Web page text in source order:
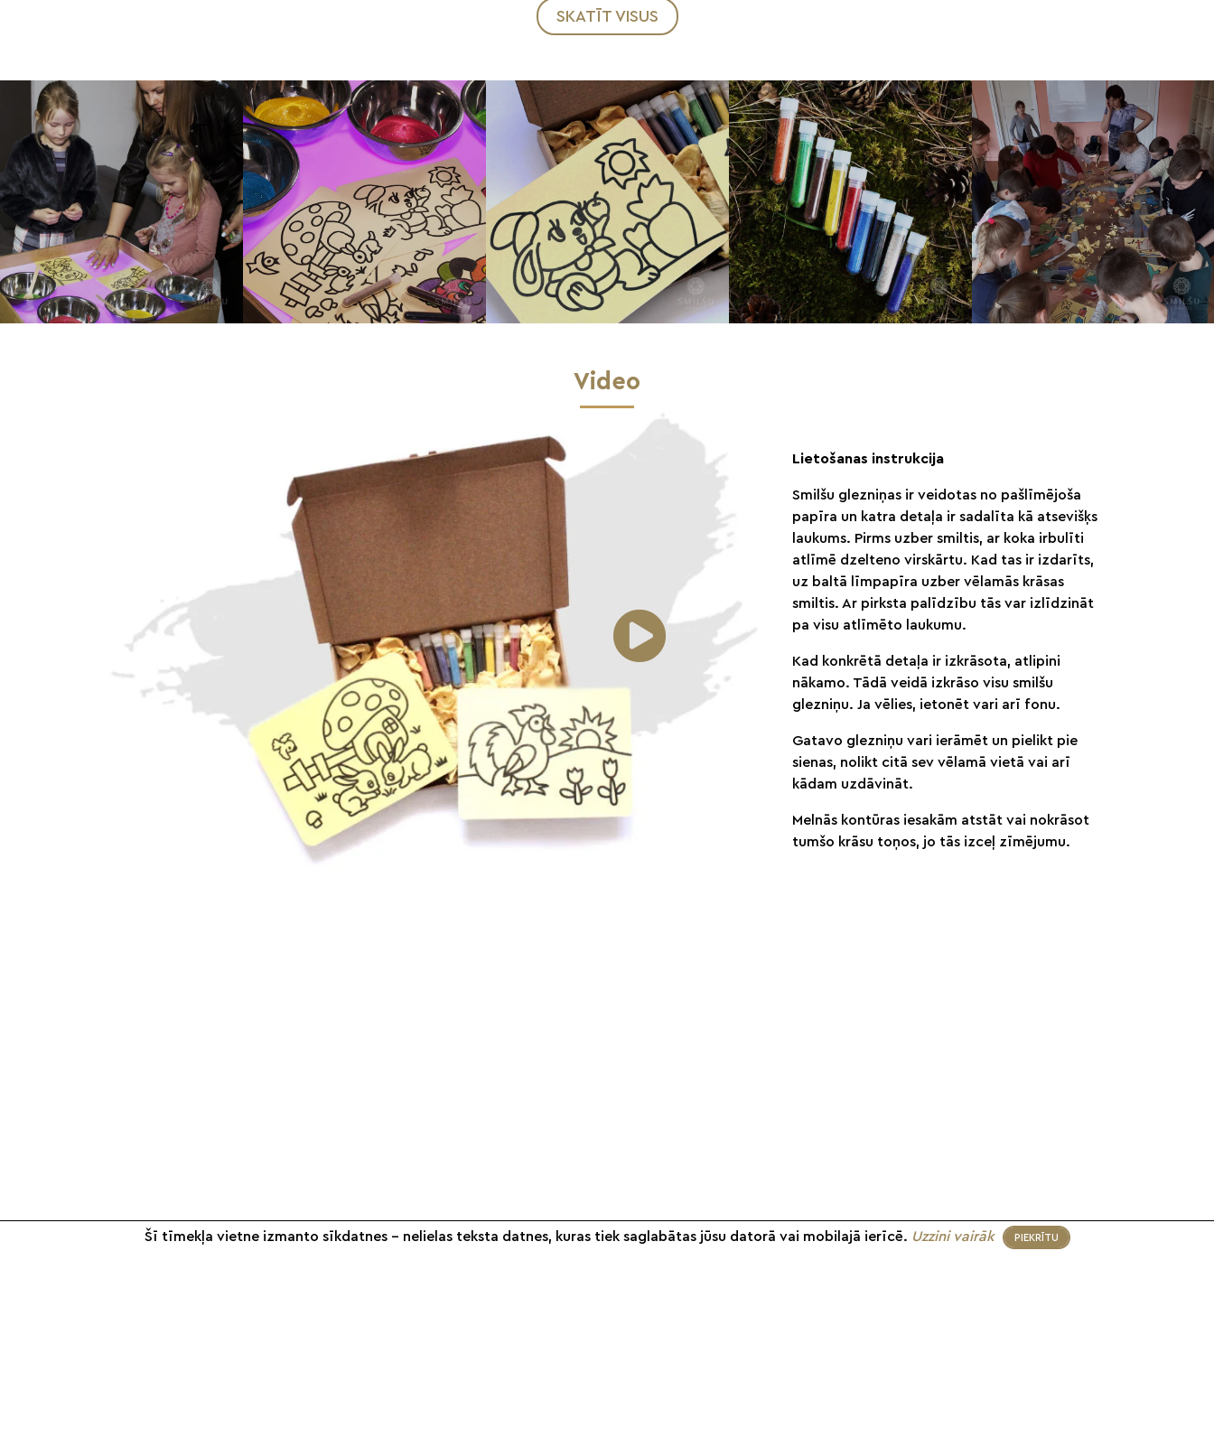
Šī tīmekļa vietne izmanto sīkdatnes – nelielas teksta datnes, kuras tiek saglabātas jūsu datorā vai mobilajā ierīcē. Uzzini vairāk PIEKRĪTU
SKATĪT VISUS
Video
Lietošanas instrukcija
Smilšu glezniņas ir veidotas no pašlīmējoša
papīra un katra detaļa ir sadalīta kā atsevišķs
laukums. Pirms uzber smiltis, ar koka irbulīti
atlīmē dzelteno virskārtu. Kad tas ir izdarīts,
uz baltā līmpapīra uzber vēlamās krāsas
smiltis. Ar pirksta palīdzību tās var izlīdzināt
pa visu atlīmēto laukumu.
Kad konkrētā detaļa ir izkrāsota, atlipini
nākamo. Tādā veidā izkrāso visu smilšu
glezniņu. Ja vēlies, ietonēt vari arī fonu.
Gatavo glezniņu vari ierāmēt un pielikt pie
sienas, nolikt citā sev vēlamā vietā vai arī
kādam uzdāvināt.
Melnās kontūras iesakām atstāt vai nokrāsot
tumšo krāsu toņos, jo tās izceļ zīmējumu.